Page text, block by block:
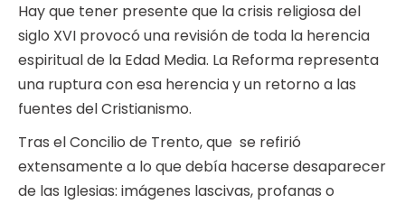
Hay que tener presente que la crisis religiosa del
siglo XVI provocó una revisión de toda la herencia
espiritual de la Edad Media. La Reforma representa
una ruptura con esa herencia y un retorno a las
fuentes del Cristianismo.
Tras el Concilio de Trento, que se refirió
extensamente a lo que debía hacerse desaparecer
de las Iglesias: imágenes lascivas, profanas o